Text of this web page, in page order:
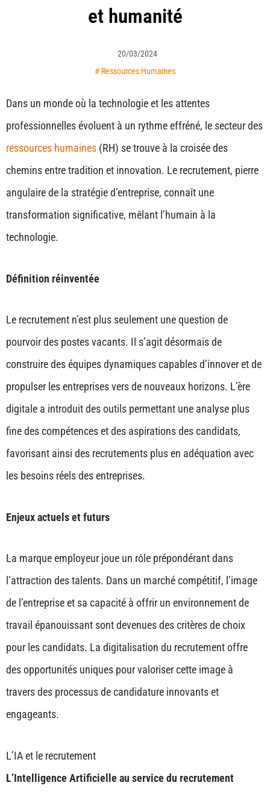
et humanité
20/03/2024
# Ressources Humaines
Dans un monde où la technologie et les attentes
professionnelles évoluent à un rythme effréné, le secteur des
ressources humaines (RH) se trouve à la croisée des
chemins entre tradition et innovation. Le recrutement, pierre
angulaire de la stratégie d’entreprise, connaît une
transformation significative, mêlant l’humain à la
technologie.
Définition réinventée
Le recrutement n’est plus seulement une question de
pourvoir des postes vacants. Il s’agit désormais de
construire des équipes dynamiques capables d’innover et de
propulser les entreprises vers de nouveaux horizons. L’ère
digitale a introduit des outils permettant une analyse plus
fine des compétences et des aspirations des candidats,
favorisant ainsi des recrutements plus en adéquation avec
les besoins réels des entreprises.
Enjeux actuels et futurs
La marque employeur joue un rôle prépondérant dans
l’attraction des talents. Dans un marché compétitif, l’image
de l’entreprise et sa capacité à offrir un environnement de
travail épanouissant sont devenues des critères de choix
pour les candidats. La digitalisation du recrutement offre
des opportunités uniques pour valoriser cette image à
travers des processus de candidature innovants et
engageants.
L’IA et le recrutement
L’Intelligence Artificielle au service du recrutement